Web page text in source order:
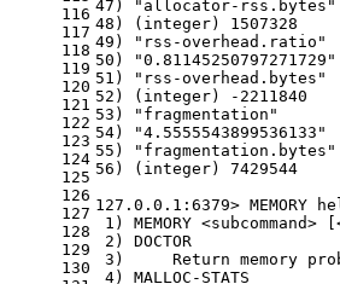
116
117
118
119
120
121
122
123
124
125
126
127
128
129
130
47) "allocator-rss.bytes"
48) (integer) 1507328
49) "rss-overhead.ratio"
50) "0.81145250797271729"
51) "rss-overhead.bytes"
52) (integer) -2211840
53) "fragmentation"
54) "4.5555543899536133"
55) "fragmentation.bytes"
56) (integer) 7429544
127.0.0.1:6379> MEMORY
1) MEMORY
2) DOCTOR
3)     Return memory
4) MALLOC-STATS